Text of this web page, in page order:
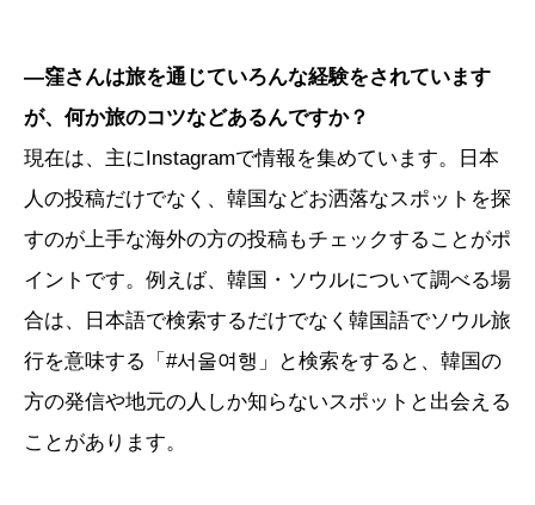
―窪さんは旅を通じていろんな経験をされています
が、何か旅のコツなどあるんですか？
現在は、主にInstagramで情報を集めています。日本
人の投稿だけでなく、韓国などお洒落なスポットを探
すのが上手な海外の方の投稿もチェックすることがポ
イントです。例えば、韓国・ソウルについて調べる場
合は、日本語で検索するだけでなく韓国語でソウル旅
行を意味する「#서울여행」と検索をすると、韓国の
方の発信や地元の人しか知らないスポットと出会える
ことがあります。